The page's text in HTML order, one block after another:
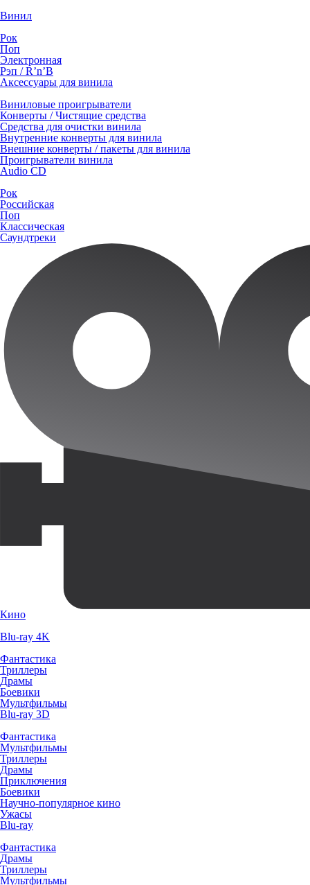
Винил
Рок
Поп
Электронная
Рэп / R’n’B
Аксессуары для винила
Виниловые проигрыватели
Конверты / Чистящие средства
Средства для очистки винила
Внутренние конверты для винила
Внешние конверты / пакеты для винила
Проигрыватели винила
Audio CD
Рок
Российская
Поп
Классическая
Саундтреки
Кино
Blu-ray 4K
Фантастика
Триллеры
Драмы
Боевики
Мультфильмы
Blu-ray 3D
Фантастика
Мультфильмы
Триллеры
Драмы
Приключения
Боевики
Научно-популярное кино
Ужасы
Blu-ray
Фантастика
Драмы
Триллеры
Мультфильмы